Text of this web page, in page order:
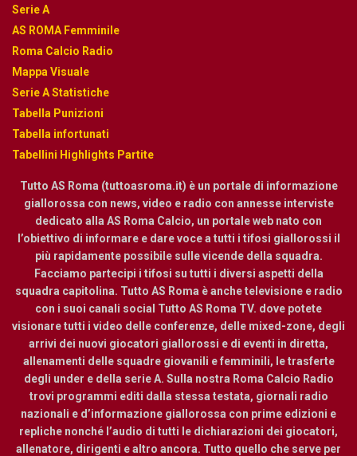
Serie A
AS ROMA Femminile
Roma Calcio Radio
Mappa Visuale
Serie A Statistiche
Tabella Punizioni
Tabella infortunati
Tabellini Highlights Partite
Tutto AS Roma (tuttoasroma.it) è un portale di informazione
giallorossa con news, video e radio con annesse interviste
dedicato alla AS Roma Calcio, un portale web nato con
l’obiettivo di informare e dare voce a tutti i tifosi giallorossi il
più rapidamente possibile sulle vicende della squadra.
Facciamo partecipi i tifosi su tutti i diversi aspetti della
squadra capitolina. Tutto AS Roma è anche televisione e radio
con i suoi canali social Tutto AS Roma TV. dove potete
visionare tutti i video delle conferenze, delle mixed-zone, degli
arrivi dei nuovi giocatori giallorossi e di eventi in diretta,
allenamenti delle squadre giovanili e femminili, le trasferte
degli under e della serie A. Sulla nostra Roma Calcio Radio
trovi programmi editi dalla stessa testata, giornali radio
nazionali e d’informazione giallorossa con prime edizioni e
repliche nonché l’audio di tutti le dichiarazioni dei giocatori,
allenatore, dirigenti e altro ancora. Tutto quello che serve per